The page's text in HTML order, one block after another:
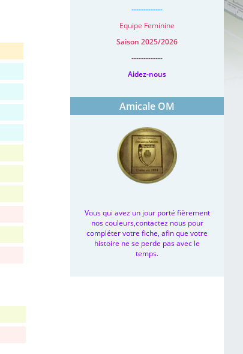
-------------
Equipe Feminine
Saison 2025/2026
-------------
Aidez-nous
Amicale OM
Vous qui avez un jour porté fièrement
nos couleurs,contactez nous pour
compléter votre fiche, afin que votre
histoire ne se perde pas avec le
temps.